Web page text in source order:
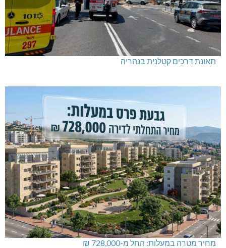
תאונת דרכים קטלנית בנהריה
מחיר מטרה במעלות: החל מ-728,000 ₪